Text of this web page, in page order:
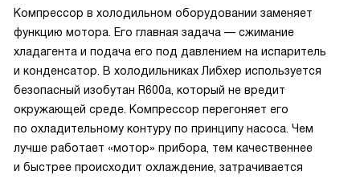
Компрессор в холодильном оборудовании заменяет
функцию мотора. Его главная задача — сжимание
хладагента и подача его под давлением на испаритель
и конденсатор. В холодильниках Либхер используется
безопасный изобутан R600a, который не вредит
окружающей среде. Компрессор перегоняет его
по охладительному контуру по принципу насоса. Чем
лучше работает «мотор» прибора, тем качественнее
и быстрее происходит охлаждение, затрачивается